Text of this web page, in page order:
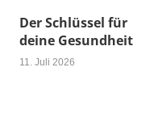
Der Schlüssel für
deine Gesundheit
11. Juli 2026